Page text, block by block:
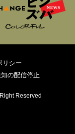
リシー
の配信停止
Reserved